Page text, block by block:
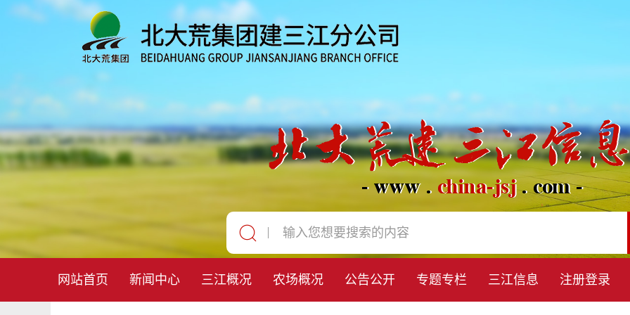
网站首页 新闻中心 三江概况 农场概况 公告公开 专题专栏 三江信息 注册登录